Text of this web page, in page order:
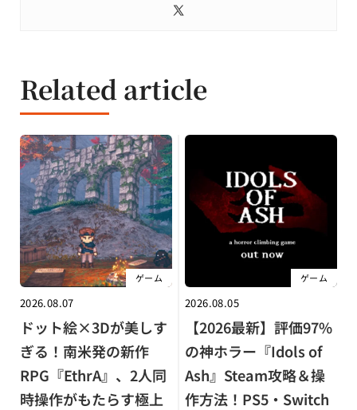
Related article
ゲーム
2026.08.07
ドット絵×3Dが美しす
ぎる！南米発の新作
RPG『EthrA』、2人同
時操作がもたらす極上
ゲーム
2026.08.05
【2026最新】評価97%
の神ホラー『Idols of
Ash』Steam攻略＆操
作方法！PS5・Switch